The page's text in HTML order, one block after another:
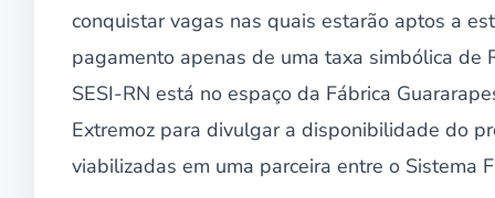
conquistar vagas nas quais estarão aptos a
pagamento apenas de uma taxa simbólica
SESI-RN está no espaço da Fábrica
Extremoz para divulgar a disponibilidade do
viabilizadas em uma parceira entre o Sistema